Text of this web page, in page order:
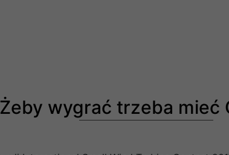
Żeby wygrać trzeba mieć